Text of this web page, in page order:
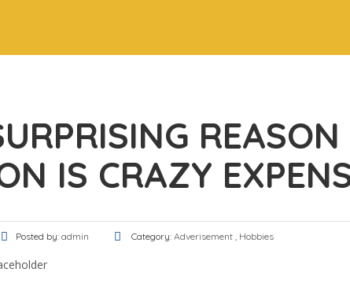
REASON
IS CRAZY
Posted by: admin Category: Adverisement , Hobbies